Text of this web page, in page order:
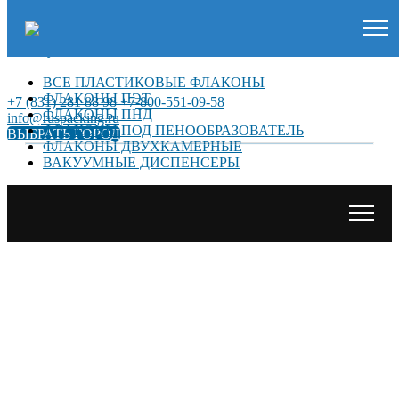
+7 (831) 281 88 98+7-800-551-09-58
info@ruspacking.ru
ВЫБРАТЬ ГОРОД
ВСЕ ПЛАСТИКОВЫЕ ФЛАКОНЫ
ФЛАКОНЫ ПЭТ
ФЛАКОНЫ ПНД
ФЛАКОНЫ ПОД ПЕНООБРАЗОВАТЕЛЬ
ФЛАКОНЫ ДВУХКАМЕРНЫЕ
ВАКУУМНЫЕ ДИСПЕНСЕРЫ